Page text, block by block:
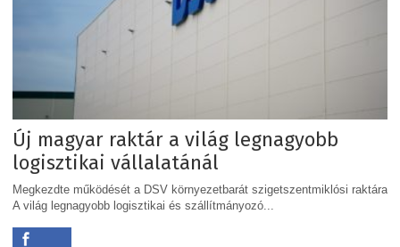
Új magyar raktár a világ legnagyobb
logisztikai vállalatánál
Megkezdte működését a DSV környezetbarát szigetszentmiklósi raktára
A világ legnagyobb logisztikai és szállítmányozó...